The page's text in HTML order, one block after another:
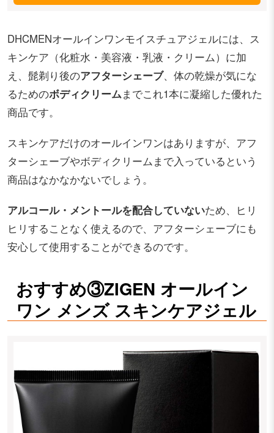
DHCMENオールインワンモイスチュアジェルには、ス
キンケア（化粧水・美容液・乳液・クリーム）に加
え、髭剃り後のアフターシェーブ、体の乾燥が気にな
るためのボディクリームまでこれ1本に凝縮した優れた
商品です。
スキンケアだけのオールインワンはありますが、アフ
ターシェーブやボディクリームまで入っているという
商品はなかなかないでしょう。
アルコール・メントールを配合していないため、ヒリ
ヒリすることなく使えるので、アフターシェーブにも
安心して使用することができるのです。
おすすめ③ZIGEN オールイン
ワン メンズ スキンケアジェル